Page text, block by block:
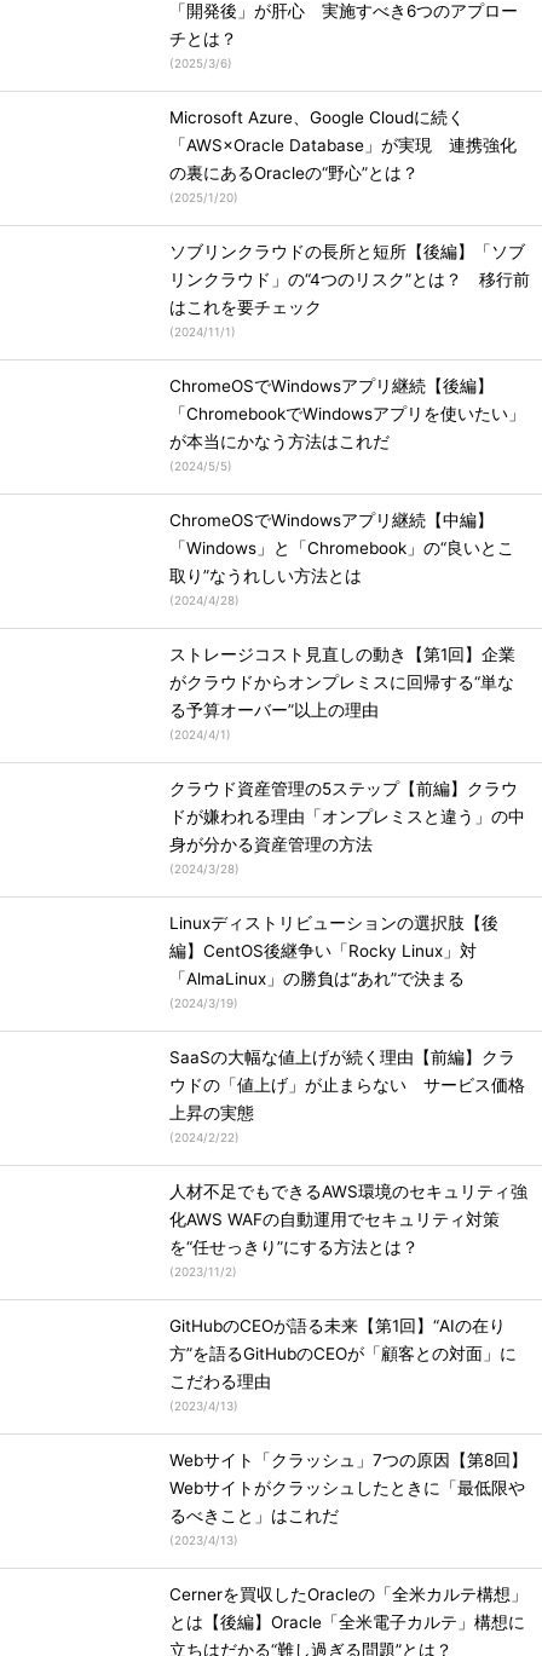
「開発後」が肝心 実施すべき6つのアプロー
チとは？
(2025/3/6)
Microsoft Azure、Google Cloudに続く
「AWS×Oracle Database」が実現 連携強化
の裏にあるOracleの“野心”とは？
(2025/1/20)
ソブリンクラウドの長所と短所【後編】「ソブ
リンクラウド」の“4つのリスク”とは？ 移行前
はこれを要チェック
(2024/11/1)
ChromeOSでWindowsアプリ継続【後編】
「ChromebookでWindowsアプリを使いたい」
が本当にかなう方法はこれだ
(2024/5/5)
ChromeOSでWindowsアプリ継続【中編】
「Windows」と「Chromebook」の“良いとこ
取り”なうれしい方法とは
(2024/4/28)
ストレージコスト見直しの動き【第1回】企業
がクラウドからオンプレミスに回帰する“単な
る予算オーバー”以上の理由
(2024/4/1)
クラウド資産管理の5ステップ【前編】クラウ
ドが嫌われる理由「オンプレミスと違う」の中
身が分かる資産管理の方法
(2024/3/28)
Linuxディストリビューションの選択肢【後
編】CentOS後継争い「Rocky Linux」対
「AlmaLinux」の勝負は“あれ”で決まる
(2024/3/19)
SaaSの大幅な値上げが続く理由【前編】クラ
ウドの「値上げ」が止まらない サービス価格
上昇の実態
(2024/2/22)
人材不足でもできるAWS環境のセキュリティ強
化AWS WAFの自動運用でセキュリティ対策
を“任せっきり”にする方法とは？
(2023/11/2)
GitHubのCEOが語る未来【第1回】“AIの在り
方”を語るGitHubのCEOが「顧客との対面」に
こだわる理由
(2023/4/13)
Webサイト「クラッシュ」7つの原因【第8回】
Webサイトがクラッシュしたときに「最低限や
るべきこと」はこれだ
(2023/4/13)
Cernerを買収したOracleの「全米カルテ構想」
とは【後編】Oracle「全米電子カルテ」構想に
立ちはだかる“難し過ぎる問題”とは？